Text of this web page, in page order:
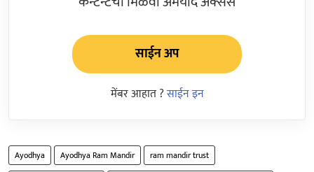
साईन अप
मेंबर आहात ?साईन इन
Ayodhya Ayodhya Ram Mandir
ram mandir trust